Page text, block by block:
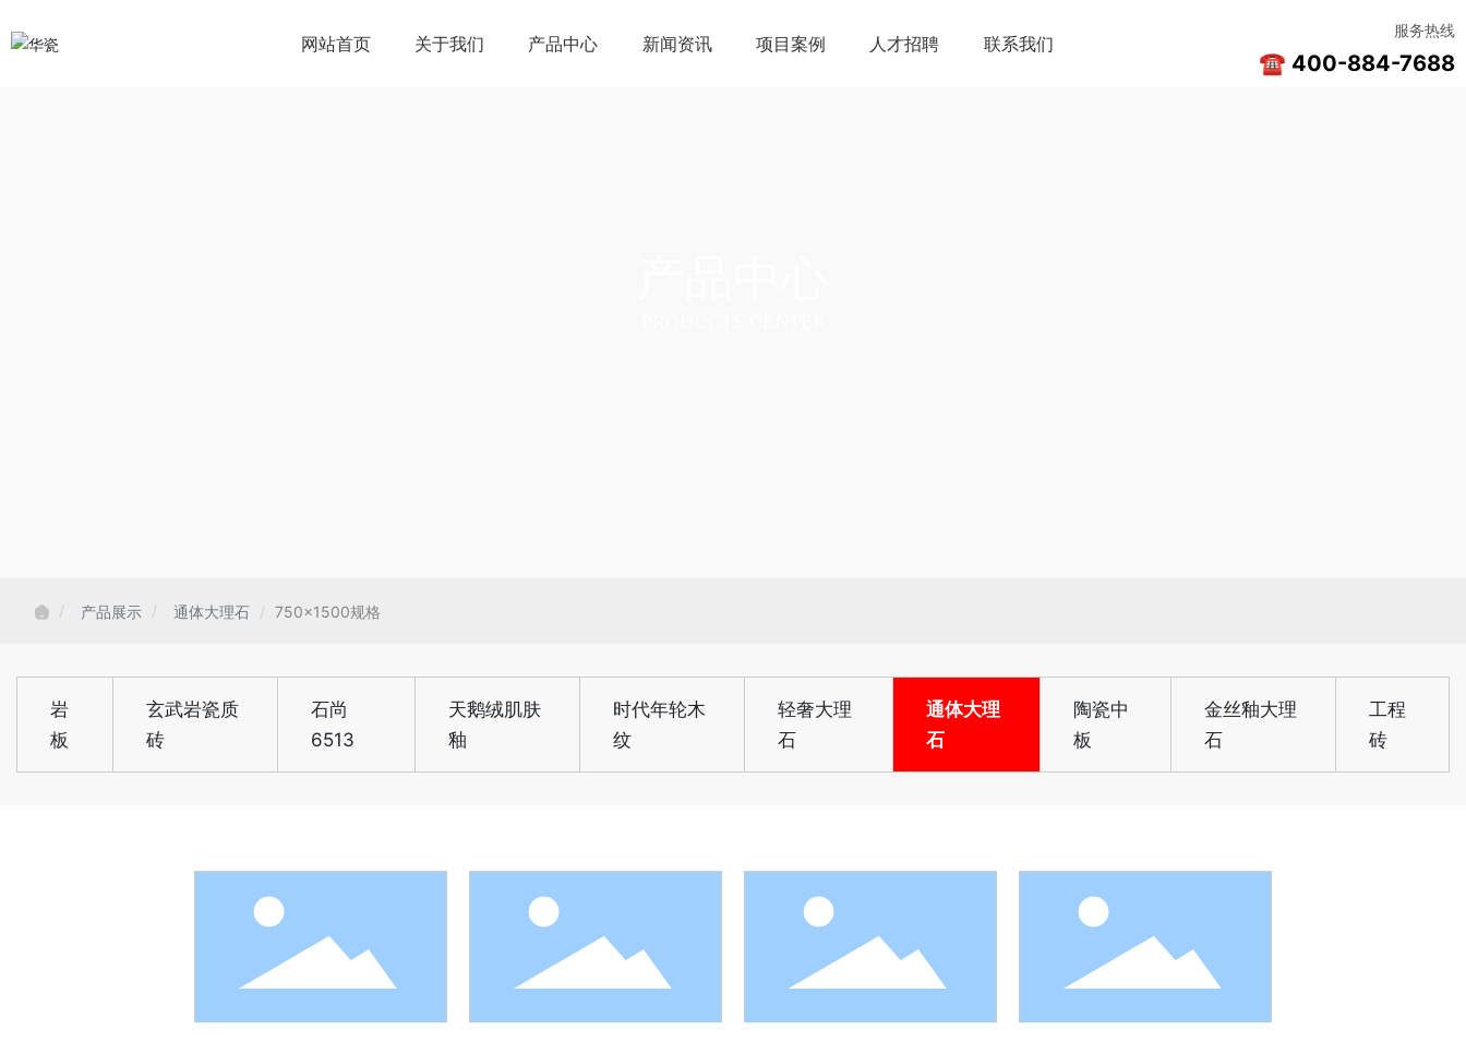
网站首页 关于我们 产品中心 新闻资讯 项目案例 人才招聘 联系我们
服务热线
☎ 400-884-7688
产品展示 通体大理石 750x1500规格
岩
板
玄武岩瓷质
砖
石尚
6513
天鹅绒肌肤
釉
时代年轮木
纹
轻奢大理
石
通体大理
石
陶瓷中
板
金丝釉大理
石
工程
砖